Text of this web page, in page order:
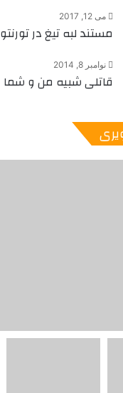
می 12, 2017
مستند لبه تیغ در تورنتو
نوامبر 8, 2014
قاتلی شبیه من و شما